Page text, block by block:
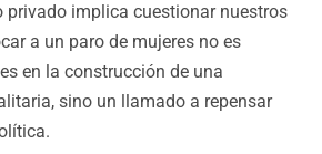
privado implica cuestionar nuestros
a un paro de mujeres no es
en la construcción de una
sino un llamado a repensar